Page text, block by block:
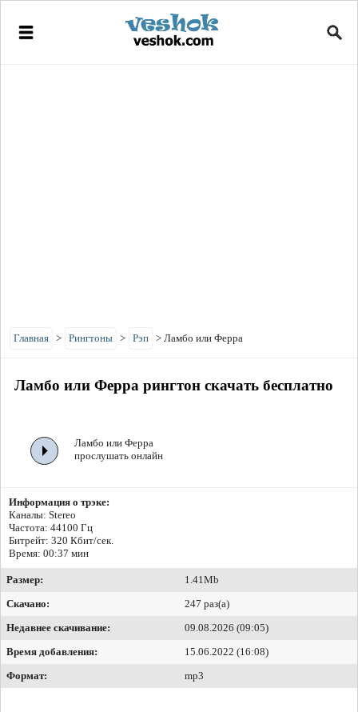
Главная > Рингтоны > Рэп > Ламбо или Ферра
Ламбо или Ферра рингтон скачать бесплатно
Ламбо или Ферра
прослушать онлайн
Информация о трэке:
Каналы: Stereo
Частота: 44100 Гц
Битрейт: 320 Кбит/сек.
Время: 00:37 мин
Размер:
1.41Mb
Скачано:
247 раз(а)
Недавнее скачивание:
09.08.2026 (09:05)
Время добавления:
15.06.2022 (16:08)
Формат:
mp3